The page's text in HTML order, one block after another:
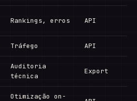
Rankings, erros API
Tráfego API
Auditoria
técnica
Export
Otimização on-